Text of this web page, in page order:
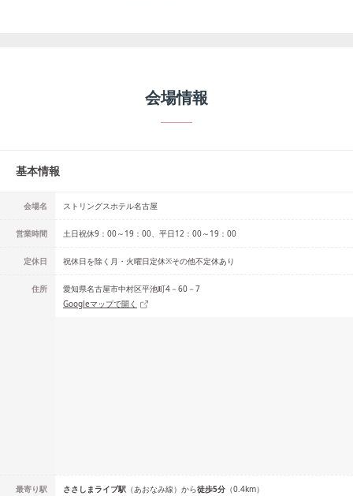
会場情報
基本情報
会場名 ストリングスホテル名古屋
営業時間 土日祝休9：00～19：00、平日12：00～19：00
定休日 祝休日を除く月・火曜日定休※その他不定休あり
住所
愛知県名古屋市中村区平池町4－60－7
Googleマップで開く
最寄り駅 ささしまライブ駅 （あおなみ線） から徒歩5分 （0.4km）